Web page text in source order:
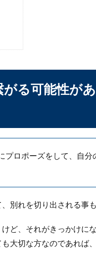
の金額の相場と金額に迷った
身内の不幸の一報を聞いた場合、元
贈りたい！選び方のポイン
ナーがある。タイミングや
る可能性が
プロポーズをして、自分
別れを切り出される事も
ど、それがきっかけに
大切な方なのであれば